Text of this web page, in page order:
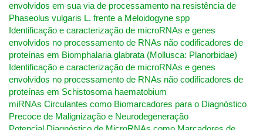
envolvidos em sua via de processamento na resistência de
Phaseolus vulgaris L. frente a Meloidogyne spp
Identificação e caracterização de microRNAs e genes
envolvidos no processamento de RNAs não codificadores de
proteínas em Biomphalaria glabrata (Mollusca: Planorbidae)
Identificação e caracterização de microRNAs e genes
envolvidos no processamento de RNAs não codificadores de
proteínas em Schistosoma haematobium
miRNAs Circulantes como Biomarcadores para o Diagnóstico
Precoce de Malignização e Neurodegeneração